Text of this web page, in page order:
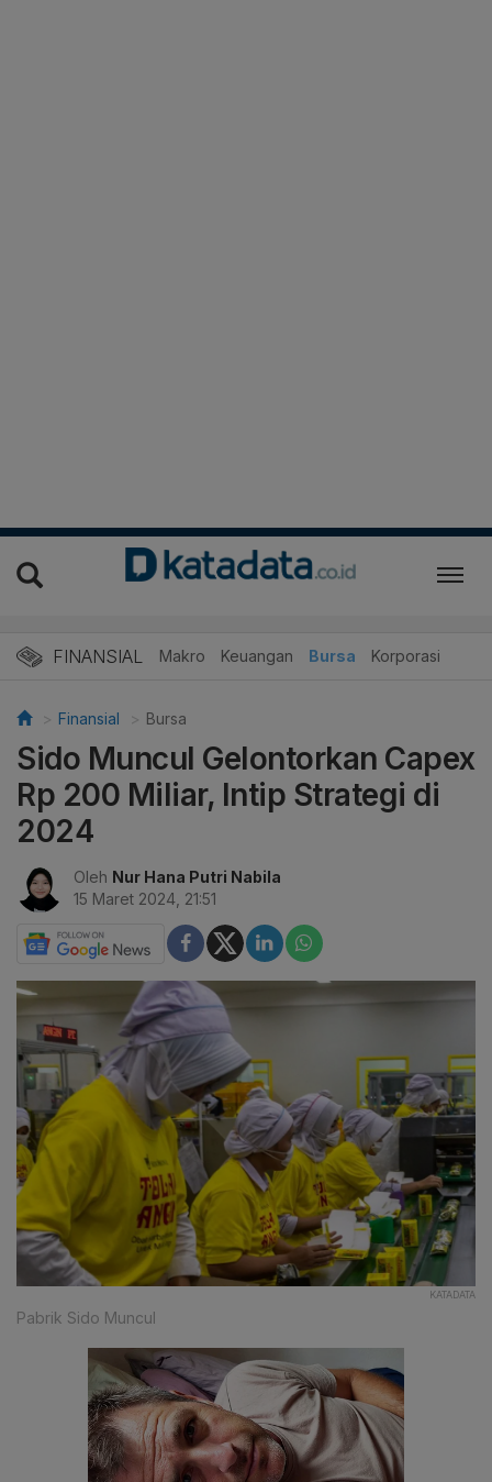
FINANSIAL Makro Keuangan Bursa Korporasi
Finansial Bursa
Sido Muncul Gelontorkan Capex
Rp 200 Miliar, Intip Strategi di
2024
Oleh Nur Hana Putri Nabila
15 Maret 2024, 21:51
KATADATA
Pabrik Sido Muncul